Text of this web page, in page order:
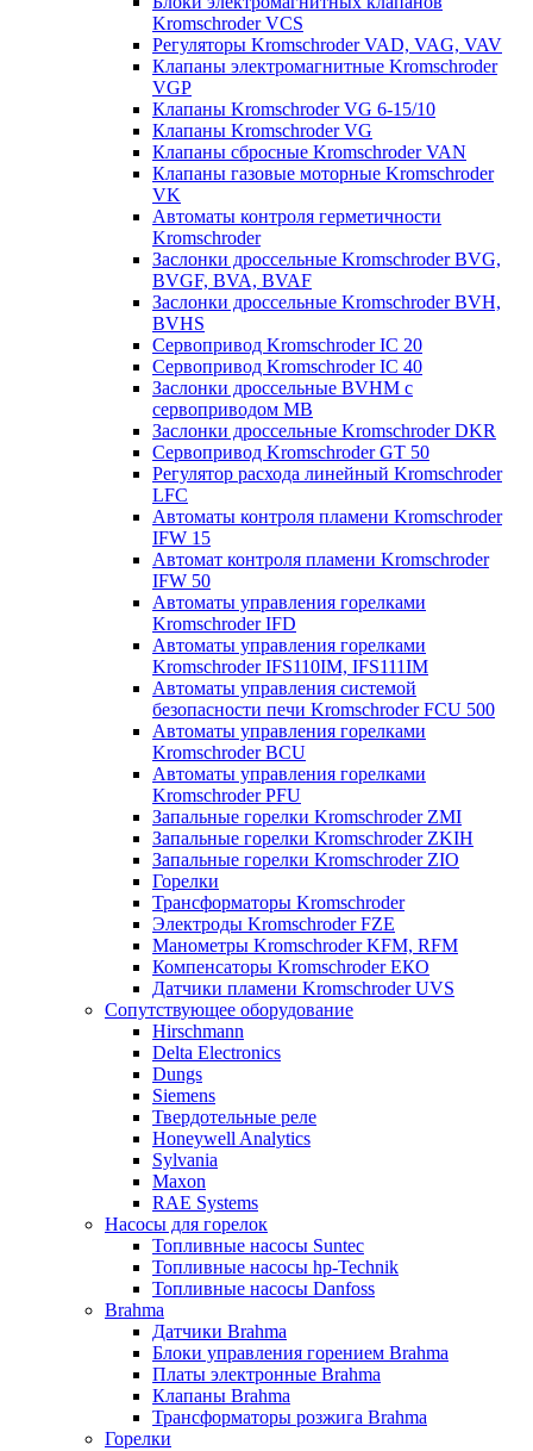
Kromschroder VCS
Регуляторы Kromschroder VAD, VAG, VAV
Клапаны электромагнитные Kromschroder
VGP
Клапаны Kromschroder VG 6-15/10
Клапаны Kromschroder VG
Клапаны сбросные Kromschroder VAN
Клапаны газовые моторные Kromschroder
VK
Автоматы контроля герметичности
Kromschroder
Заслонки дроссельные Kromschroder BVG,
BVGF, BVA, BVAF
Заслонки дроссельные Kromschroder BVH,
BVHS
Сервопривод Kromschroder IC 20
Сервопривод Kromschroder IC 40
Заслонки дроссельные BVHM с
сервоприводом МВ
Заслонки дроссельные Kromschroder DKR
Cервопривод Kromschroder GT 50
Регулятор расхода линейный Kromschroder
LFC
Автоматы контроля пламени Kromschroder
IFW 15
Автомат контроля пламени Kromschroder
IFW 50
Автоматы управления горелками
Kromschroder IFD
Автоматы управления горелками
Kromschroder IFS110IM, IFS111IM
Автоматы управления системой
безопасности печи Kromschroder FCU 500
Автоматы управления горелками
Kromschroder BCU
Автоматы управления горелками
Kromschroder PFU
Запальные горелки Kromschroder ZМI
Запальные горелки Kromschroder ZKIH
Запальные горелки Kromschroder ZIO
Горелки
Трансформаторы Kromschroder
Электроды Kromschroder FZE
Манометры Kromschroder KFM, RFM
Компенсаторы Kromschroder ЕКО
Датчики пламени Kromschroder UVS
Сопутствующее оборудование
Hirschmann
Delta Electronics
Dungs
Siemens
Твердотельные реле
Honeywell Analytics
Sylvania
Maxon
RAE Systems
Насосы для горелок
Топливные насосы Suntec
Топливные насосы hp-Technik
Топливные насосы Danfoss
Brahma
Датчики Brahma
Блоки управления горением Brahma
Платы электронные Brahma
Клапаны Brahma
Трансформаторы розжига Brahma
Горелки